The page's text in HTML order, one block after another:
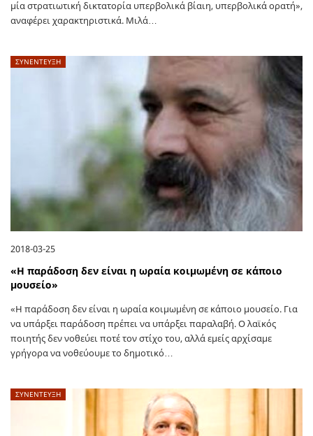
μία στρατιωτική δικτατορία υπερβολικά βίαιη, υπερβολικά ορατή»,
αναφέρει χαρακτηριστικά. Μιλά…
ΣΥΝΕΝΤΕΥΞΗ
2018-03-25
«Η παράδοση δεν είναι η ωραία κοιμωμένη σε κάποιο
μουσείο»
«Η παράδοση δεν είναι η ωραία κοιμωμένη σε κάποιο μουσείο. Για
να υπάρξει παράδοση πρέπει να υπάρξει παραλαβή. Ο λαϊκός
ποιητής δεν νοθεύει ποτέ τον στίχο του, αλλά εμείς αρχίσαμε
γρήγορα να νοθεύουμε το δημοτικό…
ΣΥΝΕΝΤΕΥΞΗ